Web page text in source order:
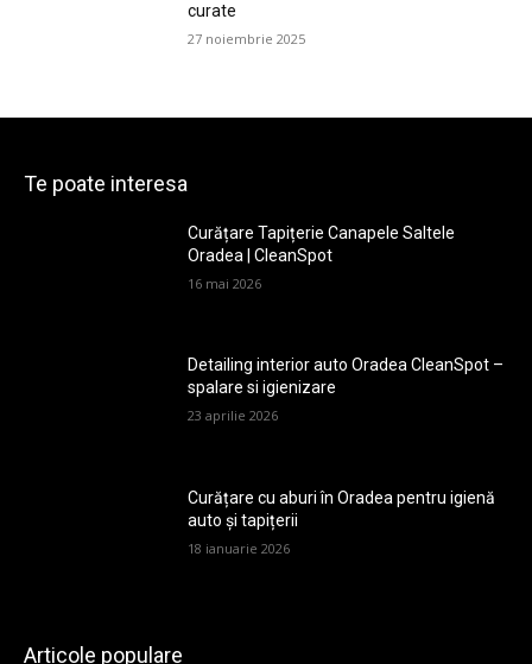
curate
27 noiembrie 2025
Te poate interesa
Curățare Tapițerie Canapele Saltele
Oradea | CleanSpot
16 mai 2026
Detailing interior auto Oradea CleanSpot –
spalare si igienizare
23 aprilie 2026
Curățare cu aburi în Oradea pentru igienă
auto și tapițerii
18 ianuarie 2026
Articole populare